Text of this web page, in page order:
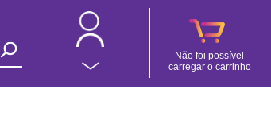
Não foi possível
carregar o carrinho